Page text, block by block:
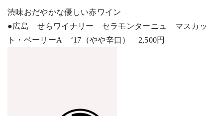
渋味おだやかな優しい赤ワイン
●広島 せらワイナリー セラモンターニュ マスカッ
ト・ベーリーA ‘17 （やや辛口） 2,500円